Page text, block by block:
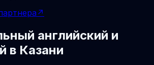
↗
английский и
в Казани